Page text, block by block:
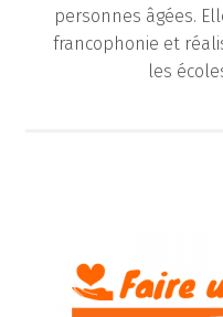
personnes âgées.
francophonie et
les